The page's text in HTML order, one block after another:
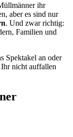
ihr
aber es sind nur
. Und zwar richtig:
Familien und
Spektakel an oder
nicht auffallen